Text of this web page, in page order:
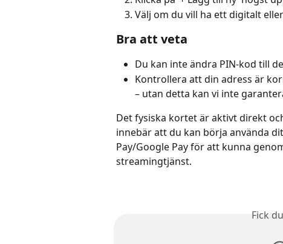
Välj om du vill ha ett digitalt
Bra att veta
Du kan inte ändra PIN-kod till
Kontrollera att din adress är
– utan detta kan vi inte
Det fysiska kortet är aktivt direkt
innebär att du kan börja använda
Pay/Google Pay för att kunna
streamingtjänst.
Fick